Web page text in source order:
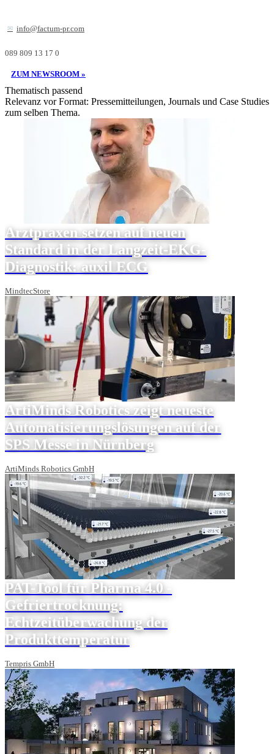
info@factum-pr.com
089 809 13 17 0
ZUM NEWSROOM »
Thematisch passend
Relevanz vor Format: Pressemitteilungen, Journals und Case Studies
zum selben Thema.
Arztpraxen setzen auf neuen
Standard in der Langzeit-EKG-
Diagnostik: auxil ECG
MindtecStore
ArtiMinds Robotics zeigt neueste
Automatisierungslösungen auf der
SPS Messe in Nürnberg
ArtiMinds Robotics GmbH
PAT-Tool für Pharma 4.0 -
Gefriertrocknung:
Echtzeitüberwachung der
Produkttemperatur
Tempris GmbH